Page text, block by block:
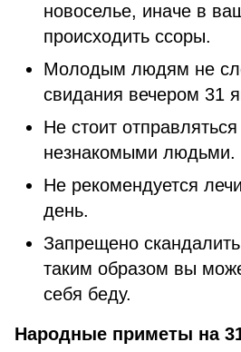
новоселье, иначе в
происходить ссоры.
Молодым людям не
свидания вечером 31
Не стоит
незнакомыми людьми.
Не рекомендуется
день.
Запрещено скандалить
таким образом вы
себя беду.
Народные приметы на